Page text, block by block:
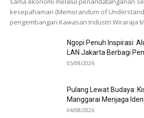
kesepahaman (Memorandum of
pengembangan Kawasan Industri Wiraraja
Ngopi Penuh Inspirasi:
LAN Jakarta Berbagi
05/08/2026
Pulang Lewat Budaya:
Manggarai Menjaga
04/08/2026